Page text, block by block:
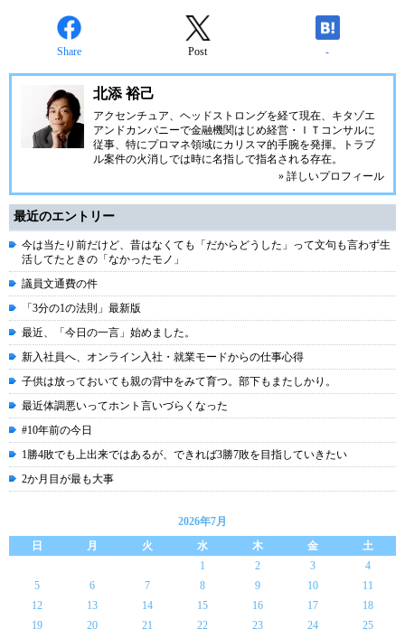
Share Post -
北添 裕己
アクセンチュア、ヘッドストロングを経て現在、キタゾエ
アンドカンパニーで金融機関はじめ経営・ＩＴコンサルに
従事、特にプロマネ領域にカリスマ的手腕を発揮。トラブ
ル案件の火消しでは時に名指しで指名される存在。
» 詳しいプロフィール
最近のエントリー
今は当たり前だけど、昔はなくても「だからどうした」って文句も言わず生
活してたときの「なかったモノ」
議員文通費の件
「3分の1の法則」最新版
最近、「今日の一言」始めました。
新入社員へ、オンライン入社・就業モードからの仕事心得
子供は放っておいても親の背中をみて育つ。部下もまたしかり。
最近体調悪いってホント言いづらくなった
#10年前の今日
1勝4敗でも上出来ではあるが、できれば3勝7敗を目指していきたい
2か月目が最も大事
2026年7月
日
月 火 水 木 金
土
1
2 3
4
5
6 7 8 9 10
11
12
13 14 15 16 17
18
19
20 21 22 23 24
25